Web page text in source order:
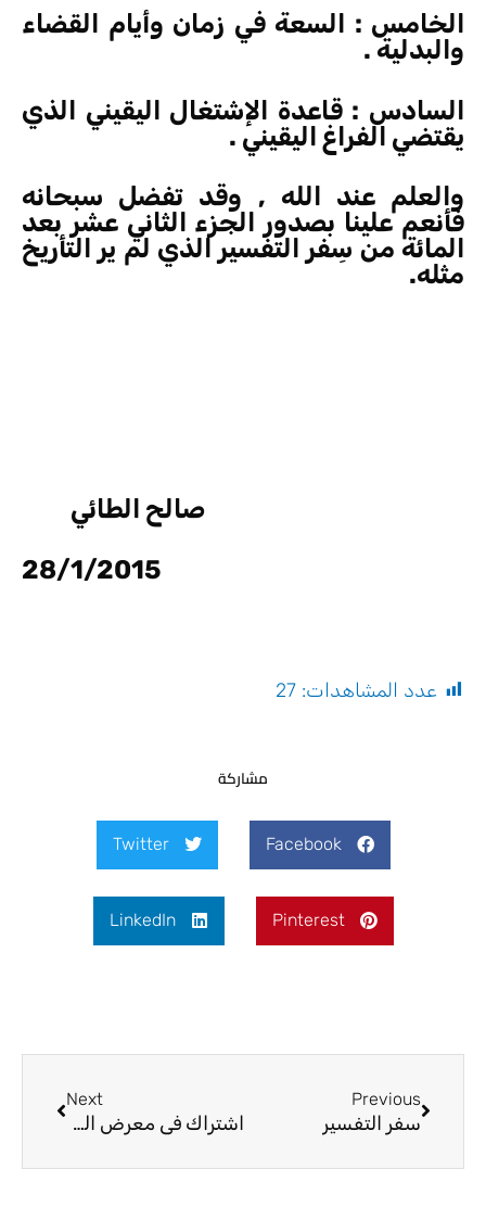
الخامس : السعة في زمان وأيام القضاء
والبدلية .
السادس : قاعدة الإشتغال اليقيني الذي
يقتضي الفراغ اليقيني .
والعلم عند الله , وقد تفضل سبحانه
فأنعم علينا بصدور الجزء الثاني عشر بعد
المائة من سِفر التفسير الذي لم ير التأريخ
مثله.
صالح الطائي
عدد المشاهدات: 27
مشاركة
Facebook
Twitter
Pinterest
LinkedIn
Previous
سفر التفسير
Next
اشتراك في معرض الكتاب